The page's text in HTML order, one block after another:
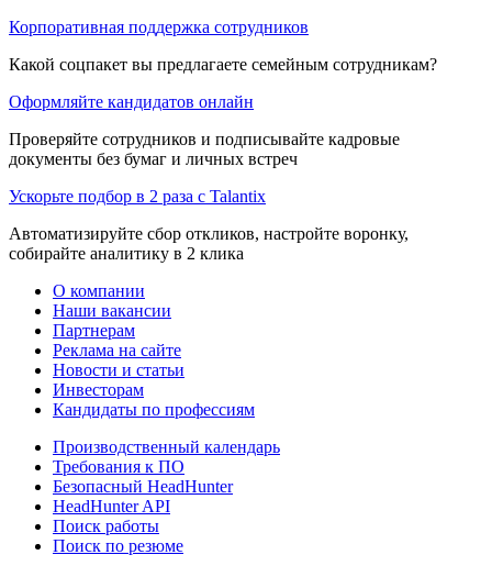
Корпоративная поддержка сотрудников
Какой соцпакет вы предлагаете семейным сотрудникам?
Оформляйте кандидатов онлайн
Проверяйте сотрудников и подписывайте кадровые
документы без бумаг и личных встреч
Ускорьте подбор в 2 раза с Talantix
Автоматизируйте сбор откликов, настройте воронку,
собирайте аналитику в 2 клика
О компании
Наши вакансии
Партнерам
Реклама на сайте
Новости и статьи
Инвесторам
Кандидаты по профессиям
Производственный календарь
Требования к ПО
Безопасный HeadHunter
HeadHunter API
Поиск работы
Поиск по резюме